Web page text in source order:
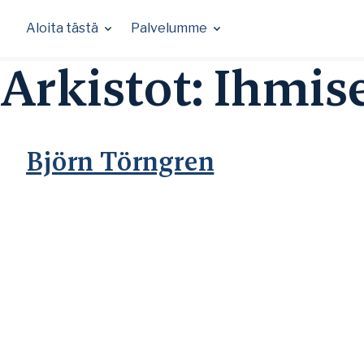
to
Aloita tästä Palvelumme
Arkistot:
Björn Törngren